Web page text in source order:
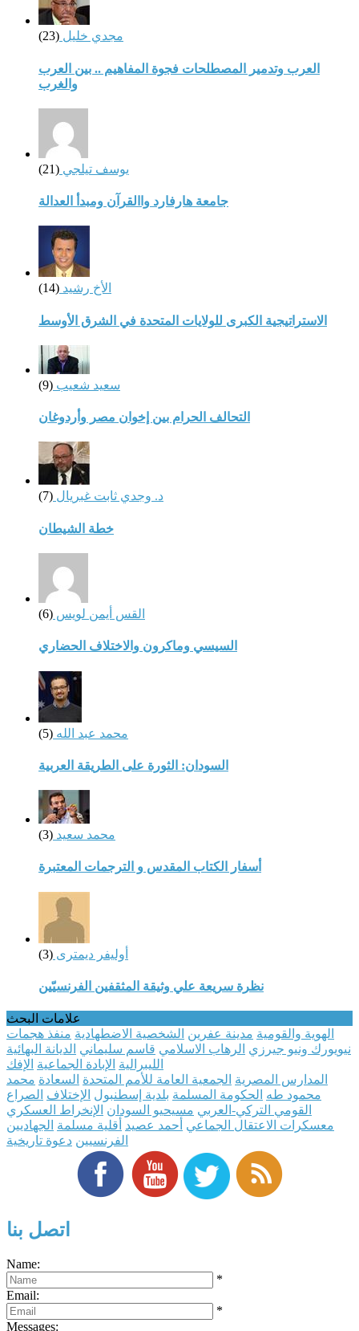
مجدي خليل (23)
العرب وتدمير المصطلحات فجوة المفاهيم .. بين العرب
والغرب
يوسف تيلجي (21)
جامعة هارفارد واالقرآن ومبدأ العدالة
الأخ رشيد (14)
الاستراتيجية الكبرى للولايات المتحدة في الشرق الأوسط
سعيد شعيب (9)
التحالف الحرام بين إخوان مصر وأردوغان
د. وجدي ثابت غبريال (7)
خطة الشيطان
القس أيمن لويس (6)
السيسي وماكرون والاختلاف الحضاري
محمد عبد الله (5)
السودان: الثورة على الطريقة العربية
محمد سعيد (3)
أسفار الكتاب المقدس و الترجمات المعتبرة
أوليفر ديمترى (3)
نظرة سريعة علي وثيقة المثقفين الفرنسيّين
علامات البحث
الهوية والقومية مدينة عفرين الشخصية الاضطهادية منفذ هجمات
نيويورك ونيو جيرزي الرهاب الاسلامي قاسم سليماني الديانة البهائية
الليبرالية الإبادة الجماعية الإفك
المدارس المصرية الجمعية العامة للأمم المتحدة السعادة محمد
محمود طه الحكومة المسلمة بلدية إسطنبول الإختلاف الصراع
القومي التركي-العربي مسيحيو السودان الإنخراط العسكري
معسكرات الاعتقال الجماعي أحمد عصيد أقلية مسلمة الجهاديين
الفرنسيين دعوة تاريخية
اتصل بنا
Name:
*
Email:
*
Messages: